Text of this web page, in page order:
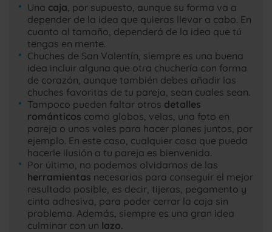
Una caja , por supuesto, aunque su forma va a
depender de la idea que quieras llevar a cabo. En
cuanto al tamaño, dependerá de la idea que tú
tengas en mente.
Chuches de San Valentín, siempre es una buena
idea incluir alguna que otra chuchería con forma
de corazón, aunque también debes añadir las
chuches favoritas de tu pareja, sean cuales sean.
Tampoco pueden faltar otros detalles
románticos como globos, velas, una foto en
pareja o unos vales para hacer planes juntos, por
ejemplo. En este caso, cualquier cosa que pueda
hacerle ilusión a tu pareja es bienvenida.
Por último, no podemos olvidarnos de las
herramientas necesarias para conseguir el mejor
resultado posible, es decir, tijeras, pegamento y
cinta adhesiva, para poder cerrar la caja sin
problema. Además, siempre es una gran idea
culminar con un lazo.